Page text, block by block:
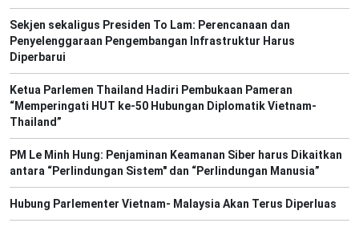
Sekjen sekaligus Presiden To Lam: Perencanaan dan
Penyelenggaraan Pengembangan Infrastruktur Harus
Diperbarui
Ketua Parlemen Thailand Hadiri Pembukaan Pameran
“Memperingati HUT ke-50 Hubungan Diplomatik Vietnam-
Thailand”
PM Le Minh Hung: Penjaminan Keamanan Siber harus Dikaitkan
antara “Perlindungan Sistem" dan “Perlindungan Manusia”
Hubung Parlementer Vietnam- Malaysia Akan Terus Diperluas